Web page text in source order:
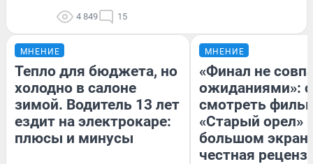
4 849 15
МНЕНИЕ
Тепло для бюджета, но
холодно в салоне
зимой. Водитель 13 лет
ездит на электрокаре:
плюсы и минусы
МНЕНИЕ
«Финал не
ожиданиями»:
смотреть
«Старый орел»
большом
честная